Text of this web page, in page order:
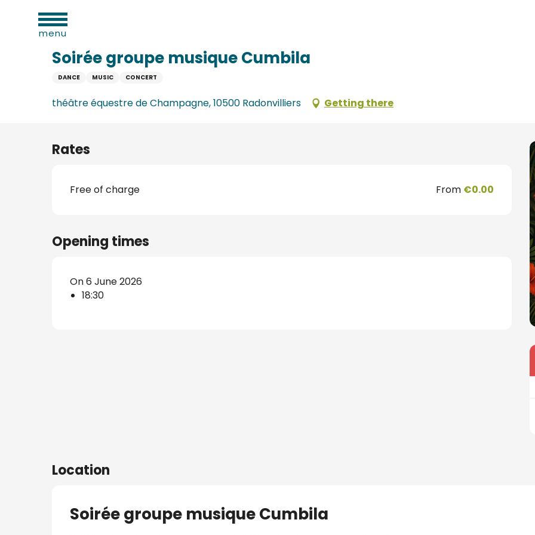
contenumenu
Home
Soirée groupe musique Cumbila
DANCE MUSIC CONCERT
théâtre équestre de Champagne, 10500 Radonvilliers Getting there
Rates
Free of charge From €0.00
Opening times
On 6 June 2026
18:30
Location
Soirée groupe musique Cumbila